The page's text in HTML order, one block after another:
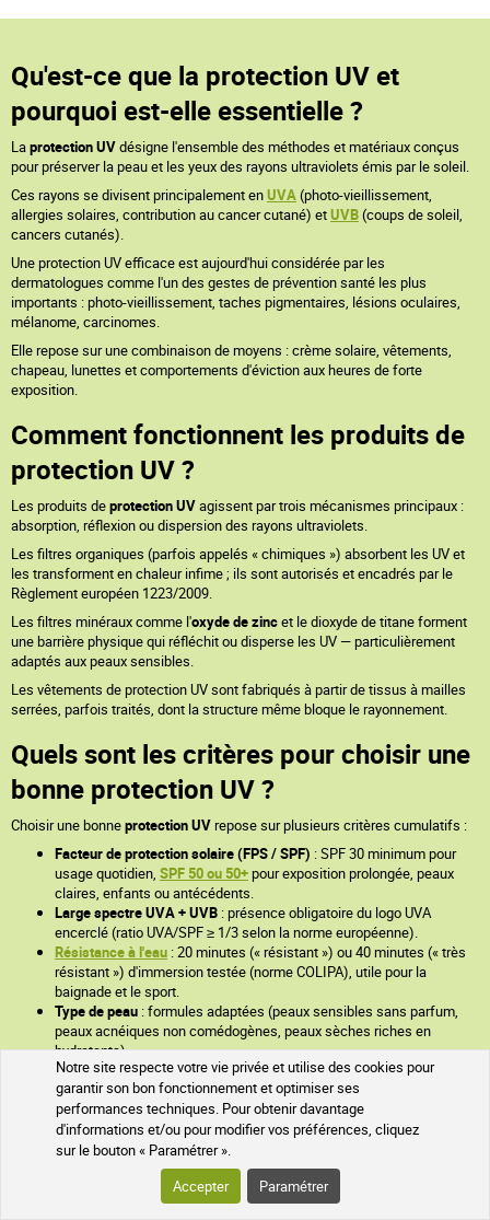
Notre site respecte votre vie privée et utilise des cookies pour
garantir son bon fonctionnement et optimiser ses
performances techniques. Pour obtenir davantage
d'informations et/ou pour modifier vos préférences, cliquez
sur le bouton « Paramétrer ».
Accepter
Paramétrer
Qu'est-ce que la protection UV et
pourquoi est-elle essentielle ?
Laprotection UVdésigne l'ensemble des méthodes et matériaux conçus
pour préserver la peau et les yeux des rayons ultraviolets émis par le soleil.
Ces rayons se divisent principalement enUVA(photo-vieillissement,
allergies solaires, contribution au cancer cutané) etUVB(coups de soleil,
cancers cutanés).
Une protection UV efficace est aujourd'hui considérée par les
dermatologues comme l'un des gestes de prévention santé les plus
importants : photo-vieillissement, taches pigmentaires, lésions oculaires,
mélanome, carcinomes.
Elle repose sur une combinaison de moyens : crème solaire, vêtements,
chapeau, lunettes et comportements d'éviction aux heures de forte
exposition.
Comment fonctionnent les produits de
protection UV ?
Les produits deprotection UVagissent par trois mécanismes principaux :
absorption, réflexion ou dispersion des rayons ultraviolets.
Les filtres organiques (parfois appelés « chimiques ») absorbent les UV et
les transforment en chaleur infime ; ils sont autorisés et encadrés par le
Règlement européen 1223/2009.
Les filtres minéraux comme l'oxyde de zincet le dioxyde de titane forment
une barrière physique qui réfléchit ou disperse les UV — particulièrement
adaptés aux peaux sensibles.
Les vêtements de protection UV sont fabriqués à partir de tissus à mailles
serrées, parfois traités, dont la structure même bloque le rayonnement.
Quels sont les critères pour choisir une
bonne protection UV ?
Choisir une bonneprotection UVrepose sur plusieurs critères cumulatifs :
Facteur de protection solaire (FPS / SPF) : SPF 30 minimum pour
usage quotidien, SPF 50 ou 50+pour exposition prolongée, peaux
claires, enfants ou antécédents.
Large spectre UVA + UVB : présence obligatoire du logo UVA
encerclé (ratio UVA/SPF ≥ 1/3 selon la norme européenne).
Résistance à l'eau : 20 minutes (« résistant ») ou 40 minutes (« très
résistant ») d'immersion testée (norme COLIPA), utile pour la
baignade et le sport.
Type de peau : formules adaptées (peaux sensibles sans parfum,
peaux acnéiques non comédogènes, peaux sèches riches en
hydratants).
Comment appliquer efficacement la
crème solaire ?
efficace, la crème solaire s'applique
généreusement et uniformément sur toutes les zones exposées.